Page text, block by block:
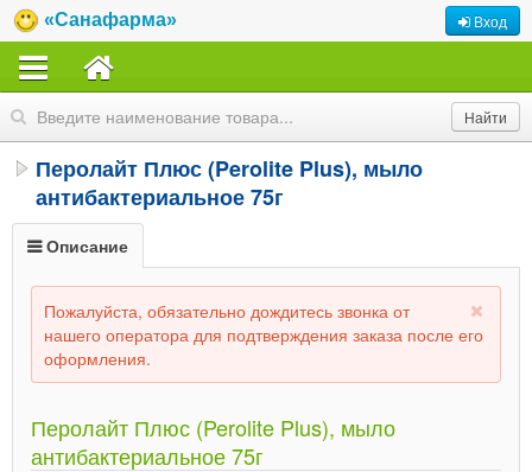
«Санафарма» Вход
Перолайт Плюс (Perolite Plus), мыло
антибактериальное 75г
Описание
Пожалуйста, обязательно дождитесь звонка от
нашего оператора для подтверждения заказа после его
оформления.
Перолайт Плюс (Perolite Plus), мыло
антибактериальное 75г